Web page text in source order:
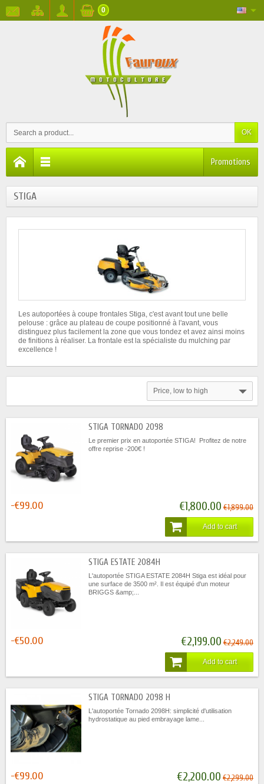
OK
0
Promotions
STIGA
Les autoportées à coupe frontales Stiga, c'est avant tout une belle
pelouse : grâce au plateau de coupe positionné à l'avant, vous
distinguez plus facilement la zone que vous tondez et avez ainsi moins
de finitions à réaliser. La frontale est la spécialiste du mulching par
excellence !
Price, low to high
STIGA TORNADO 2098
Le premier prix en autoportée STIGA! Profitez de notre
offre reprise -200€ !
-€99.00 €1,800.00 €1,899.00
Add to cart
STIGA ESTATE 2084H
L'autoportée STIGA ESTATE 2084H Stiga est idéal pour
une surface de 3500 m². Il est équipé d'un moteur
BRIGGS &amp;...
-€50.00 €2,199.00 €2,249.00
Add to cart
STIGA TORNADO 2098 H
L'autoportée Tornado 2098H: simplicité d'utilisation
hydrostatique au pied embrayage lame...
-€99.00 €2,200.00 €2,299.00